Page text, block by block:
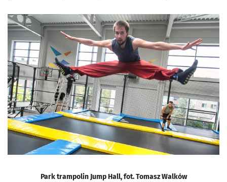
Park trampolin Jump Hall, fot. Tomasz Walków